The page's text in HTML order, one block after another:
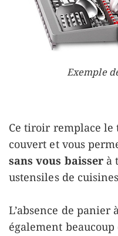
Exemple
Ce tiroir remplace
couvert et vous
sans vous baisser à
ustensiles de
L’absence de panier
également